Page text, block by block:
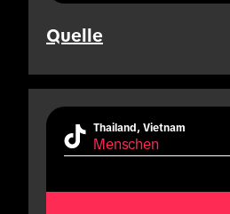
Quelle
Thailand, Vietnam
Menschen